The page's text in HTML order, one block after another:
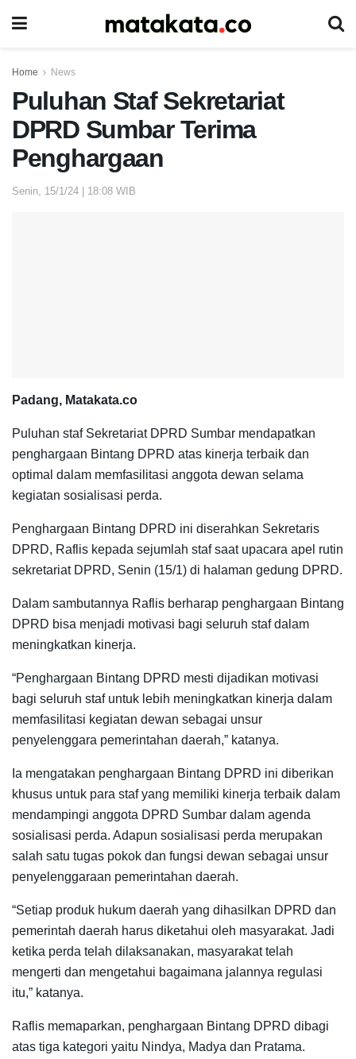
Home News
Puluhan Staf Sekretariat
DPRD Sumbar Terima
Penghargaan
Senin, 15/1/24 | 18:08 WIB
Padang, Matakata.co
Puluhan staf Sekretariat DPRD Sumbar mendapatkan
penghargaan Bintang DPRD atas kinerja terbaik dan
optimal dalam memfasilitasi anggota dewan selama
kegiatan sosialisasi perda.
Penghargaan Bintang DPRD ini diserahkan Sekretaris
DPRD, Raflis kepada sejumlah staf saat upacara apel rutin
sekretariat DPRD, Senin (15/1) di halaman gedung DPRD.
Dalam sambutannya Raflis berharap penghargaan Bintang
DPRD bisa menjadi motivasi bagi seluruh staf dalam
meningkatkan kinerja.
“Penghargaan Bintang DPRD mesti dijadikan motivasi
bagi seluruh staf untuk lebih meningkatkan kinerja dalam
memfasilitasi kegiatan dewan sebagai unsur
penyelenggara pemerintahan daerah,” katanya.
Ia mengatakan penghargaan Bintang DPRD ini diberikan
khusus untuk para staf yang memiliki kinerja terbaik dalam
mendampingi anggota DPRD Sumbar dalam agenda
sosialisasi perda. Adapun sosialisasi perda merupakan
salah satu tugas pokok dan fungsi dewan sebagai unsur
penyelenggaraan pemerintahan daerah.
“Setiap produk hukum daerah yang dihasilkan DPRD dan
pemerintah daerah harus diketahui oleh masyarakat. Jadi
ketika perda telah dilaksanakan, masyarakat telah
mengerti dan mengetahui bagaimana jalannya regulasi
itu,” katanya.
Raflis memaparkan, penghargaan Bintang DPRD dibagi
atas tiga kategori yaitu Nindya, Madya dan Pratama.